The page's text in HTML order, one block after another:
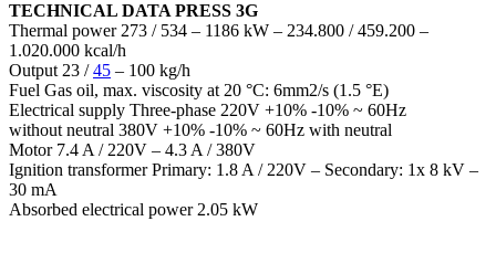
TECHNICAL DATA PRESS 3G
Thermal power 273 / 534 – 1186 kW – 234.800 / 459.200 –
1.020.000 kcal/h
Output 23 /45 – 100 kg/h
Fuel Gas oil, max. viscosity at 20 °C: 6mm2/s (1.5 °E)
Electrical supply Three-phase 220V +10% -10% ~ 60Hz
without neutral 380V +10% -10% ~ 60Hz with neutral
Motor 7.4 A / 220V – 4.3 A / 380V
Ignition transformer Primary: 1.8 A / 220V – Secondary: 1x 8 kV –
30 mA
Absorbed electrical power 2.05 kW